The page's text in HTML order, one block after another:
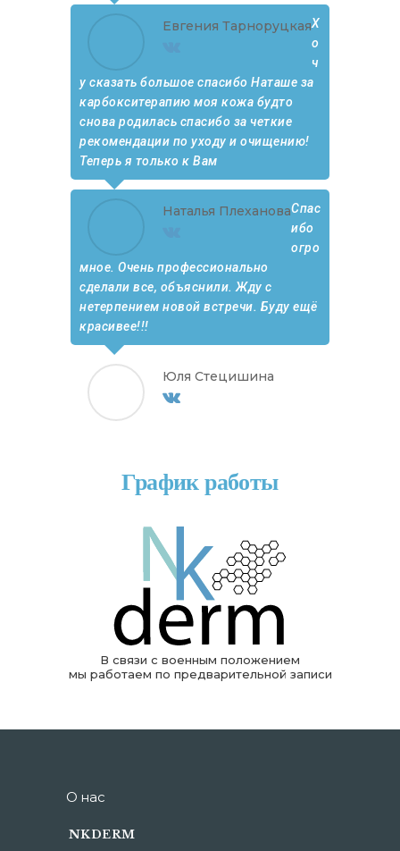
Евгения ТарноруцкаяХ
о
ч
у сказать большое спасибо Наташе за
карбокситерапию моя кожа будто
снова родилась спасибо за четкие
рекомендации по уходу и очищению!
Теперь я только к Вам
Наталья ПлехановаСпас
ибо
огро
мное. Очень профессионально
сделали все, объяснили. Жду с
нетерпением новой встречи. Буду ещё
красивее!!!
Юля Стецишина
График работы
В связи с военным положением
мы работаем по предварительной записи
О нас
NKDERM